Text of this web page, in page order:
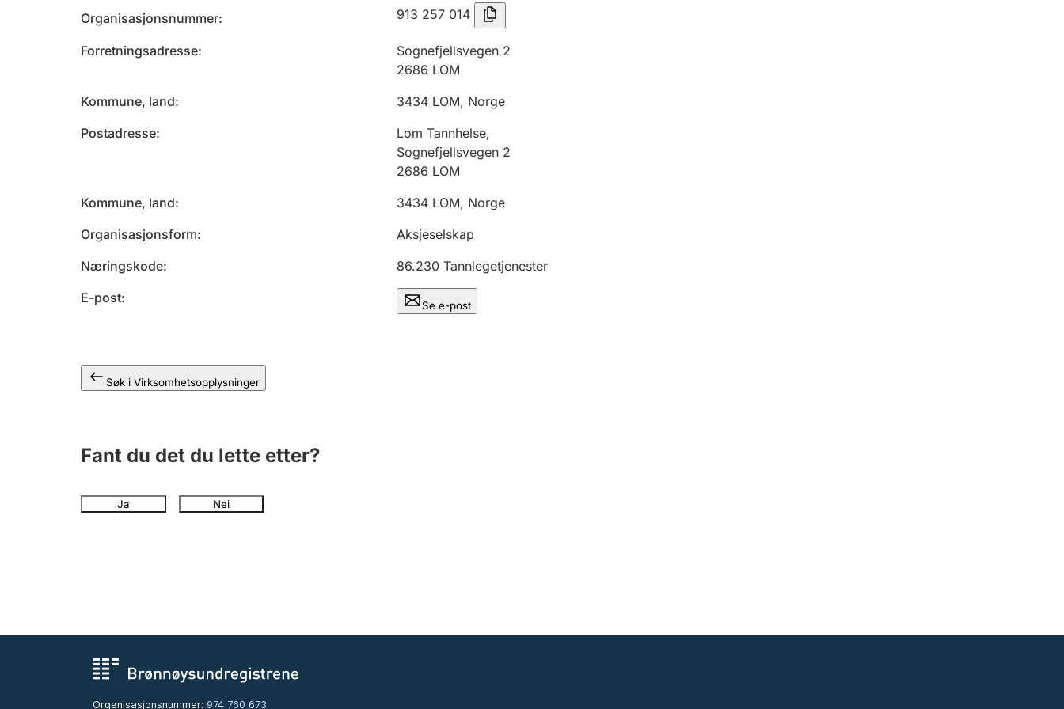
Organisasjonsnummer 913 257 014
Forretningsadresse
Sognefjellsvegen 2
2686 LOM
Kommune, land
3434 LOM, Norge
Postadresse
Lom Tannhelse,
Sognefjellsvegen 2
2686 LOM
Kommune, land
3434 LOM, Norge
Organisasjonsform
Aksjeselskap
Næringskode
86.230 Tannlegetjenester
E-post
Se e-post
Søk i Virksomhetsopplysninger
Fant du det du lette etter?
Ja Nei
Organisasjonsnummer: 974 760 673